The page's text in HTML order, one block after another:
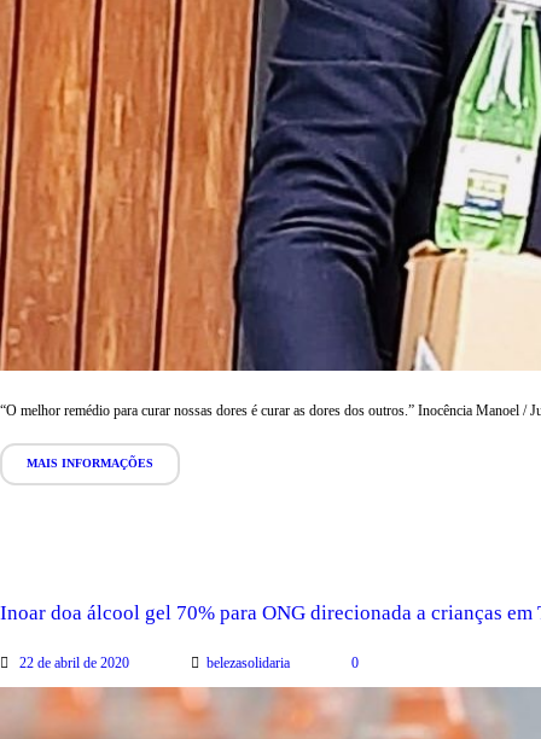
“O melhor remédio para curar nossas dores é curar as dores dos outros.” Inocência Manoel /
MAIS INFORMAÇÕES
Inoar doa álcool gel 70% para ONG direcionada a crianças em
22 de abril de 2020 belezasolidaria 0